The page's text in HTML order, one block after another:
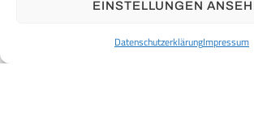
EINSTELLUNGEN
DatenschutzerklärungImpressum